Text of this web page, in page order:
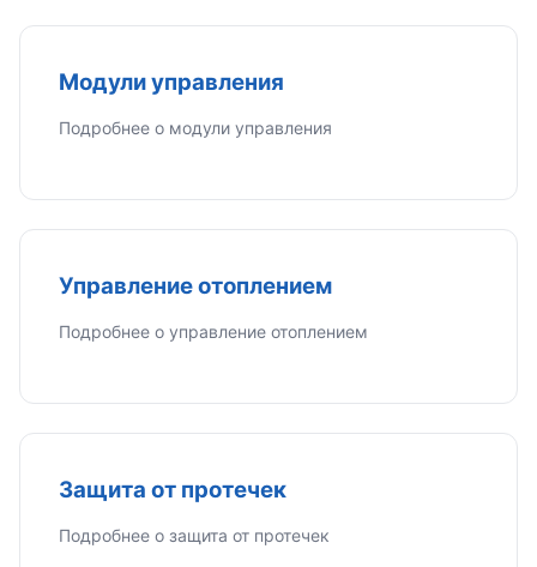
Модули управления
Подробнее о модули управления
Управление отоплением
Подробнее о управление отоплением
Защита от протечек
Подробнее о защита от протечек